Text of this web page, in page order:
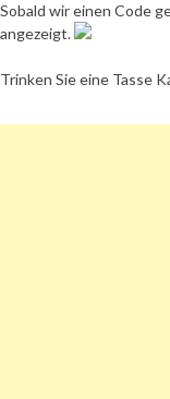
Sobald wir einen Code
angezeigt.
Trinken Sie eine Tasse